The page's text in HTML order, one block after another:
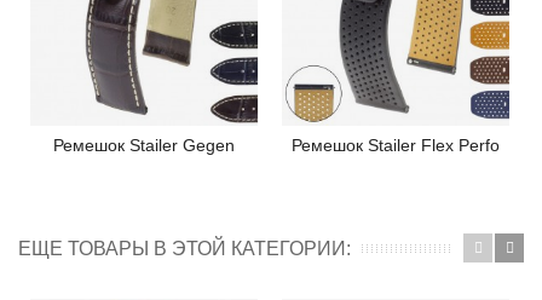
Ремешок Stailer Gegen Ремешок Stailer Flex Perfo
ЕЩЕ ТОВАРЫ В ЭТОЙ КАТЕГОРИИ: